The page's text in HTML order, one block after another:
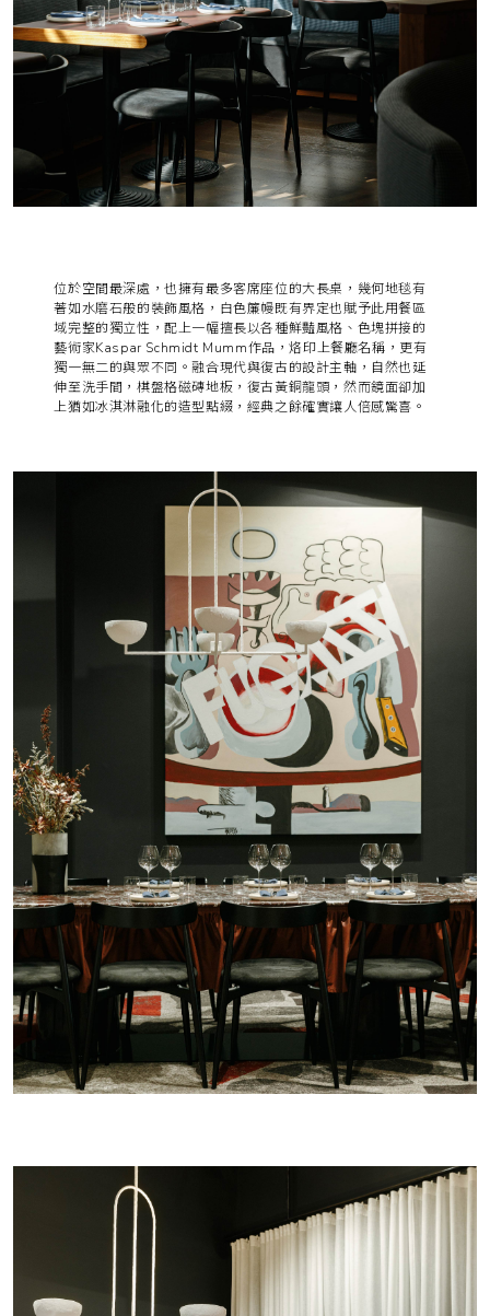
著如水磨石般的裝飾風格，白色簾幔既有界定也賦予此用餐區
域完整的獨立性，配上一幅擅長以各種鮮豔風格、色塊拼接的
藝術家Kaspar Schmidt Mumm作品，烙印上餐廳名稱，更有
獨一無二的與眾不同。融合現代與復古的設計主軸，自然也延
伸至洗手間，棋盤格磁磚地板，復古黃銅龍頭，然而鏡面卻加
上猶如冰淇淋融化的造型點綴，經典之餘確實讓人倍感驚喜。